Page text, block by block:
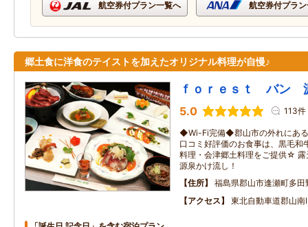
航空券付プラン一覧へ 航空券付プラ
郷土食に洋食のテイストを加えたオリジナル料理が自慢♪
ｆｏｒｅｓｔ バン
5.0 113件
◆Wi-Fi完備◆郡山市の外れにあ
口コミ好評価のお食事は、黒毛和
料理・会津郷土料理をご提供☆
源泉かけ流し！
住所
福島県郡山市逢瀬町多田
アクセス
東北自動車道郡山